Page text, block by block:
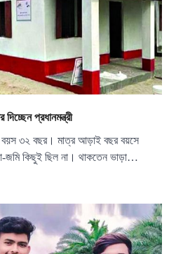
প্রধানমন্ত্রী
বয়স ৩২ বছর। মাত্র আড়াই বছর বয়সে
জমি কিছুই ছিল না। থাকতেন ভাড়া…